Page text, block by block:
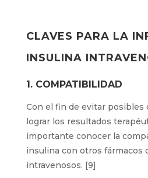
CLAVES PARA LA
INSULINA
1. COMPATIBILIDAD
Con el fin de evitar posibles
lograr los resultados
importante conocer la
insulina con otros fármacos
intravenosos. [9]